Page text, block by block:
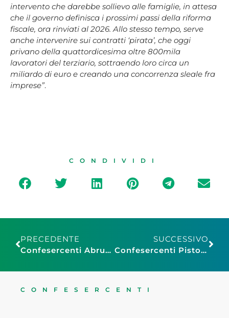
intervento che darebbe sollievo alle famiglie, in attesa
che il governo definisca i prossimi passi della riforma
fiscale, ora rinviati al 2026. Allo stesso tempo, serve
anche intervenire sui contratti ‘pirata’, che oggi
privano della quattordicesima oltre 800mila
lavoratori del terziario, sottraendo loro circa un
miliardo di euro e creando una concorrenza sleale fra
imprese”.
CONDIVIDI
PRECEDENTE
Confesercenti Abruzzo: l’altra faccia del ‘Salva casa’, piccoli centri commerciali alle porte della città. Ma l’economia non ne ha bisogno
SUCCESSIVO
Confesercenti Pistoia, festa della musica: una giornata tra Brunch toscano e ritmi dal Mondo
CONFESERCENTI